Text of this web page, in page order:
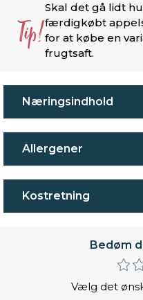
Tip!
Skal det gå lidt
færdigkøbt
for at købe en
frugtsaft.
Næringsindhold
Allergener
Kostretning
Bedøm
Vælg det